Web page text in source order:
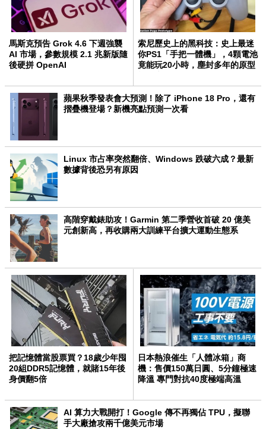
馬斯克預告 Grok 4.6 下週強襲
AI 市場，參數規模 2.1 兆新版隨
後硬拼 OpenAI
索尼歷史上的黑科技：史上最迷
你PS1「手把一體機」，4顆電池
竟能玩20小時，塵封多年的原型
蘋果秋季發表會大預測！除了 iPhone 18 Pro，還有
摺疊機登場？新機亮點預測一次看
Linux 市占率突然翻倍、Windows 跌破六成？最新
數據背後恐另有原因
高階穿戴錶助攻！Garmin 第二季營收首破 20 億美
元創新高，再收購兩大訓練平台擴大運動生態系
把記憶體當股票買？18歲少年囤
20組DDR5記憶體，就賭15年後
身價翻5倍
日本熱浪催生「人體冰箱」商
機：售價150萬日圓、5分鐘極速
降溫 專門對抗40度極端高溫
AI 算力大戰開打！Google 傳不再獨佔 TPU，擬聯
手大廠搶攻兩千億美元市場